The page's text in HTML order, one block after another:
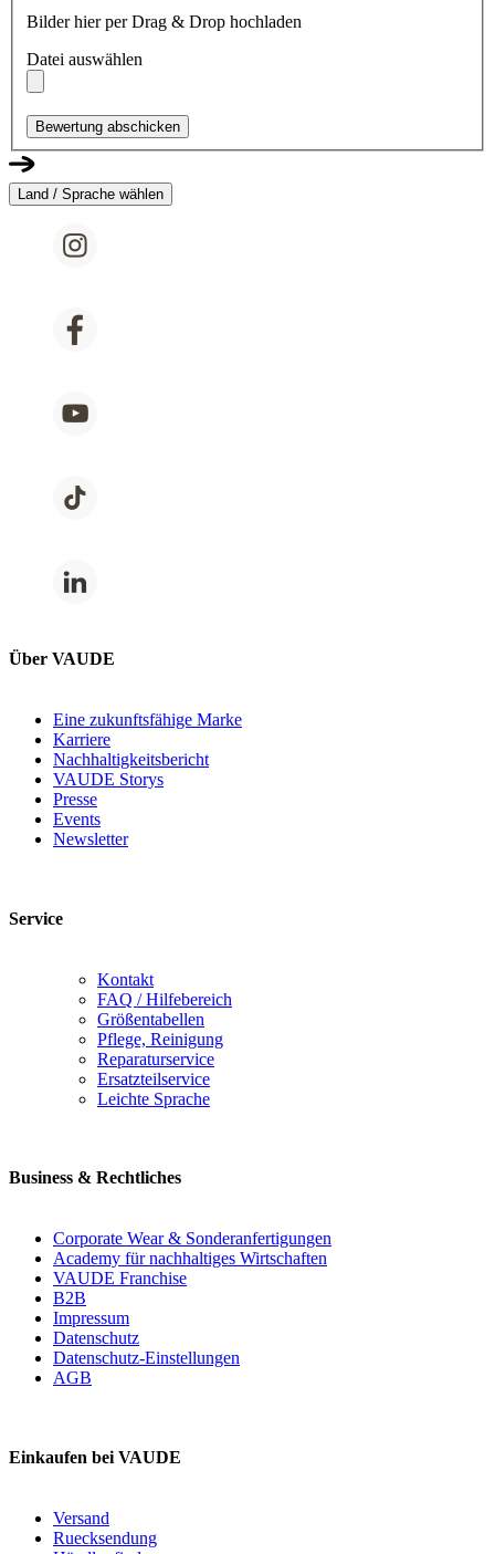
Bilder hier per Drag & Drop hochladen
Datei auswählen
Bewertung abschicken
Land / Sprache wählen
Über VAUDE
Eine zukunftsfähige Marke
Karriere
Nachhaltigkeitsbericht
VAUDE Storys
Presse
Events
Newsletter
Service
Kontakt
FAQ / Hilfebereich
Größentabellen
Pflege, Reinigung
Reparaturservice
Ersatzteilservice
Leichte Sprache
Business & Rechtliches
Corporate Wear & Sonderanfertigungen
Academy für nachhaltiges Wirtschaften
VAUDE Franchise
B2B
Impressum
Datenschutz
Datenschutz-Einstellungen
AGB
Einkaufen bei VAUDE
Versand
Ruecksendung